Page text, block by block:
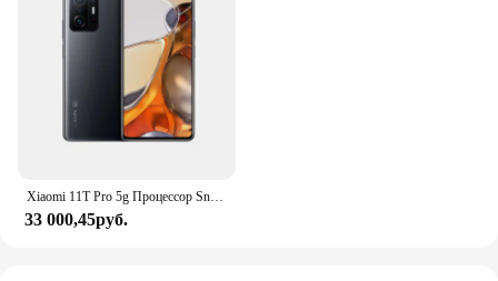
33 000,45руб.